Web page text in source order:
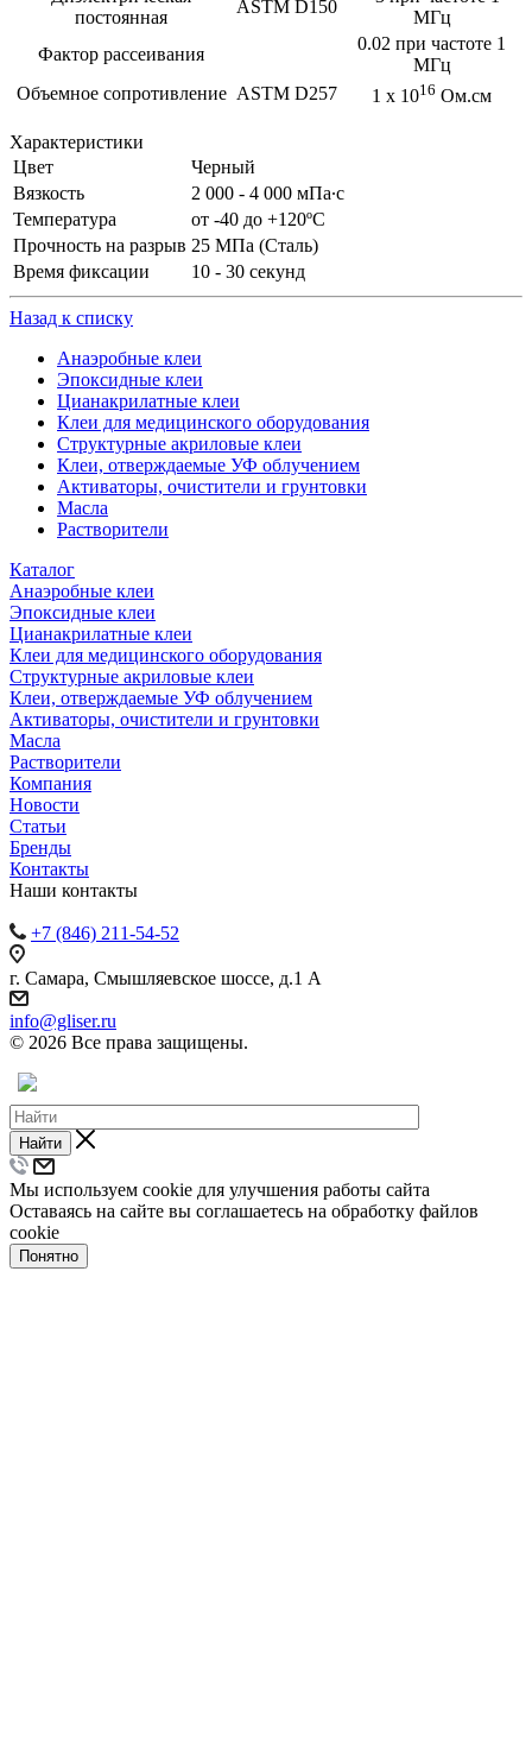
постоянная
ASTM D150
МГц
Фактор рассеивания
0.02 при частоте 1
MГц
Объемное сопротивление ASTM D257 1 x 1016 Ом.см
Характеристики
Цвет
Черный
Вязкость
2 000 - 4 000 мПа∙с
Температура
от -40 до +120ºС
Прочность на разрыв 25 МПа (Сталь)
Время фиксации
10 - 30 секунд
Назад к списку
Анаэробные клеи
Эпоксидные клеи
Цианакрилатные клеи
Клеи для медицинского оборудования
Структурные акриловые клеи
Клеи, отверждаемые УФ облучением
Активаторы, очистители и грунтовки
Масла
Растворители
Каталог
Анаэробные клеи
Эпоксидные клеи
Цианакрилатные клеи
Клеи для медицинского оборудования
Структурные акриловые клеи
Клеи, отверждаемые УФ облучением
Активаторы, очистители и грунтовки
Масла
Растворители
Компания
Новости
Статьи
Бренды
Контакты
Наши контакты
+7 (846) 211-54-52
г. Самара, Смышляевское шоссе, д.1 А
info@gliser.ru
© 2026 Все права защищены.
Найти
Мы используем cookie для улучшения работы сайта
Оставаясь на сайте вы соглашаетесь на обработку файлов
cookie
Понятно